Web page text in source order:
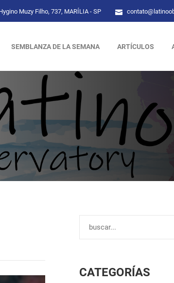
Muzy Filho, 737, MARÍLIA - SP
SEMBLANZA DE LA SEMANA ARTÍCULOS
CATEGORÍAS